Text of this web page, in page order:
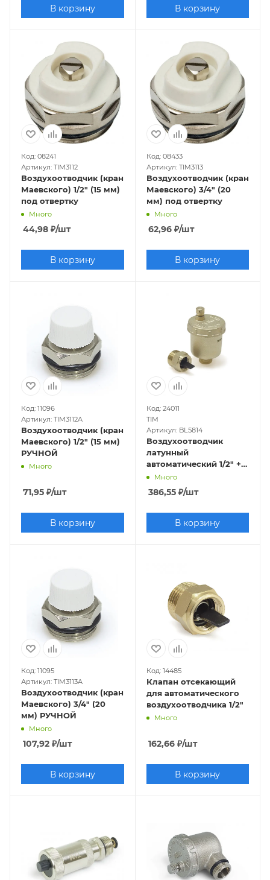
В корзину В корзину
Код: 08241
Артикул: TIM3112
Воздухоотводчик (кран
Маевского) 1/2" (15 мм)
под отвертку
Много
44,98 ₽/шт
В корзину
Код: 08433
Артикул: TIM3113
Воздухоотводчик (кран
Маевского) 3/4" (20
мм) под отвертку
Много
62,96₽/шт
В корзину
Код: 11096
Артикул: TIM3112A
Воздухоотводчик (кран
Маевского) 1/2" (15 мм)
РУЧНОЙ
Много
71,95 ₽/шт
В корзину
Код: 24011
TIM
Артикул: BL5814
Воздухоотводчик
латунный
автоматический 1/2" +
отсечной клапан
Много
386,55₽/шт
В корзину
Код: 11095
Артикул: TIM3113A
Воздухоотводчик (кран
Маевского) 3/4" (20
мм) РУЧНОЙ
Много
107,92 ₽/шт
В корзину
Код: 14485
Клапан отсекающий
для автоматического
воздухоотводчика 1/2"
Много
162,66₽/шт
В корзину